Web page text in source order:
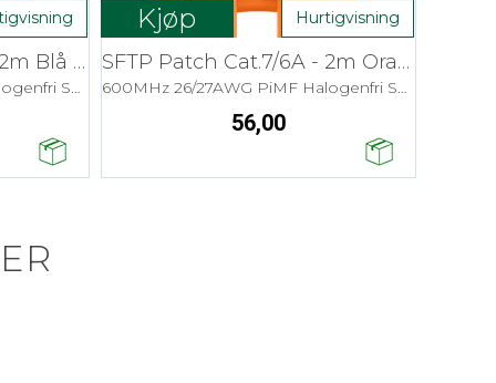
SFTP Patch Cat.7/6A - 2m Blå LSZH
600MHz 26/27AWG PiMF Halogenfri Snagless
Kjøp Hurtigvisning
SFTP Patch Cat.7/6A - 2m Oransje LSZH
600MHz 26/27AWG PiMF Halogenfri Snagless
56,00